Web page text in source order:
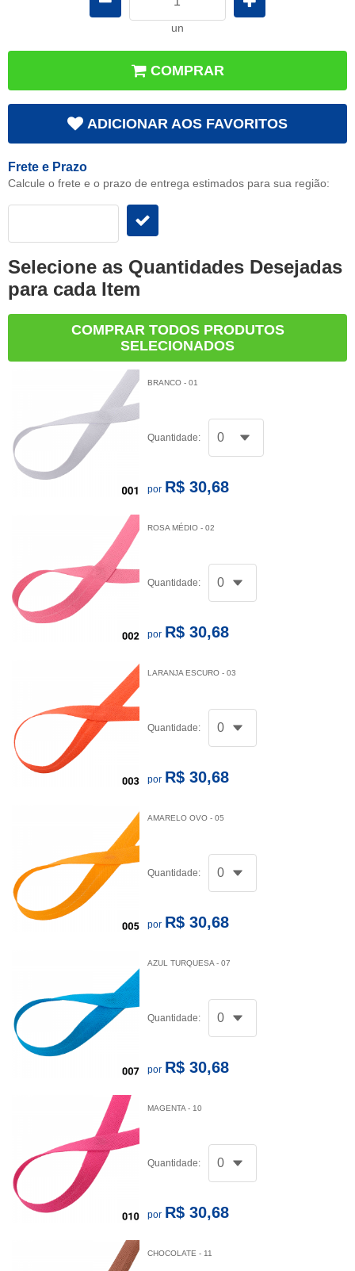
un
COMPRAR
ADICIONAR AOS FAVORITOS
Frete e Prazo
Calcule o frete e o prazo de entrega estimados para sua região:
Selecione as Quantidades Desejadas
para cada Item
COMPRAR TODOS PRODUTOS
SELECIONADOS
BRANCO - 01
Quantidade:
por R$ 30,68
ROSA MÉDIO - 02
Quantidade:
por R$ 30,68
LARANJA ESCURO - 03
Quantidade:
por R$ 30,68
AMARELO OVO - 05
Quantidade:
por R$ 30,68
AZUL TURQUESA - 07
Quantidade:
por R$ 30,68
MAGENTA - 10
Quantidade:
por R$ 30,68
CHOCOLATE - 11